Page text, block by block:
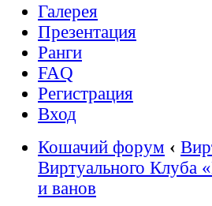
Галерея
Презентация
Ранги
FAQ
Регистрация
Вход
Кошачий форум ‹
Виртуального Клуба
и ванов